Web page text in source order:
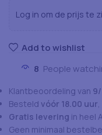
Log in om de prijs te
Add to wishlist
8 People
Klantbeoordeling van
Besteld vóór 18.00 uur
Gratis levering in heel
Geen minimaal